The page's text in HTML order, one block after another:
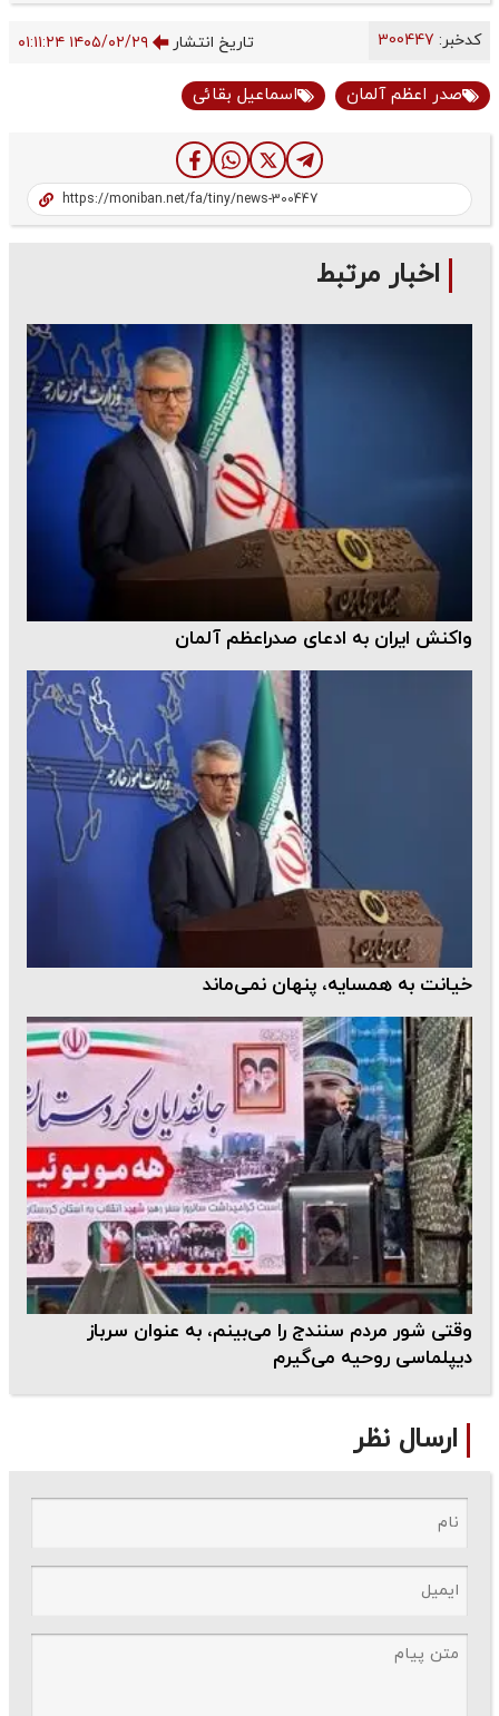
کدخبر: تاریخ انتشار ۱۴۰۵/۰۲/۲۹ ۰۱:۱۱:۲۴
صدر اعظم آلمان اسماعیل بقائی
اخبار مرتبط
واکنش ایران به ادعای صدراعظم آلمان
خیانت به همسایه، پنهان نمی‌ماند
وقتی شور مردم سنندج را می‌بینم، به عنوان سرباز
دیپلماسی روحیه می‌گیرم
ارسال نظر